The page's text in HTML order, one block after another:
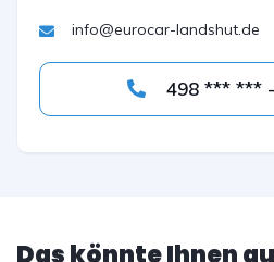
info@eurocar-landshut.de
Das könnte Ihnen